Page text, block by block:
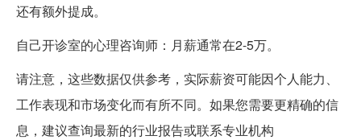
还有额外提成。
自己开诊室的心理咨询师：月薪通常在2-5万。
请注意，这些数据仅供参考，实际薪资可能因个人能力、
工作表现和市场变化而有所不同。如果您需要更精确的信
息，建议查询最新的行业报告或联系专业机构